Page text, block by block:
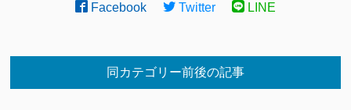
Facebook Twitter LINE
同カテゴリー前後の記事